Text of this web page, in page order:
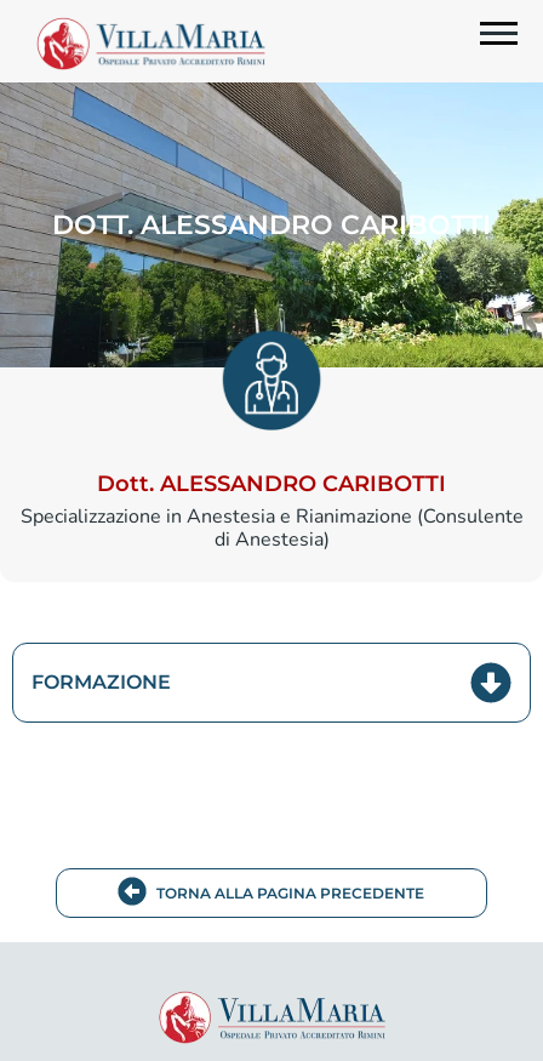
DOTT. ALESSANDRO CARIBOTTI
Dott. ALESSANDRO CARIBOTTI
Specializzazione in Anestesia e Rianimazione (Consulente
di Anestesia)
FORMAZIONE
TORNA ALLA PAGINA PRECEDENTE